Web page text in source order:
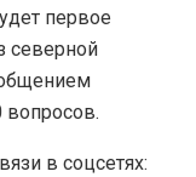
первое
северной
вопросов.
в соцсетях: